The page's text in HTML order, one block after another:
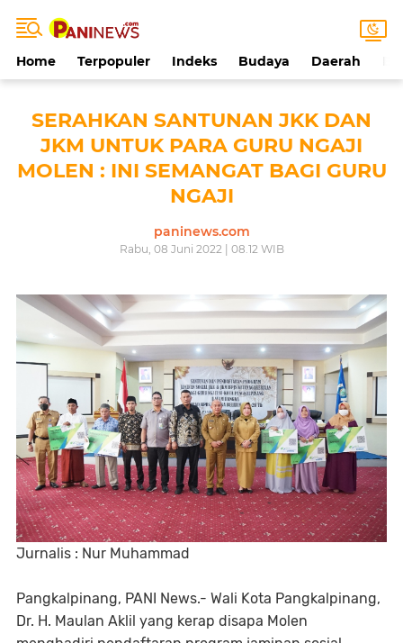
Home Terpopuler Indeks Budaya Daerah
SERAHKAN SANTUNAN JKK DAN
JKM UNTUK PARA GURU NGAJI
MOLEN : INI SEMANGAT BAGI GURU
NGAJI
paninews.com
Rabu, 08 Juni 2022 | 08.12 WIB
Jurnalis : Nur Muhammad
Pangkalpinang, PANI News.- Wali Kota Pangkalpinang,
Dr. H. Maulan Aklil yang kerap disapa Molen